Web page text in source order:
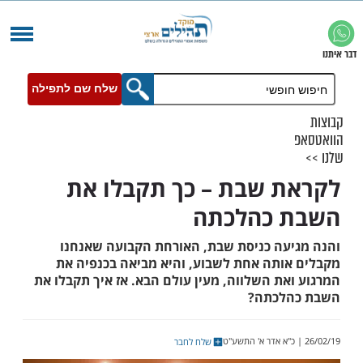
שלח שם לתפילה
שבת – כך תקבלו את
כהלכתה
כניסת שבת, האורחת הקבועה שאנחנו
השלווה, מעין עולם הבא. אז איך תקבלו את